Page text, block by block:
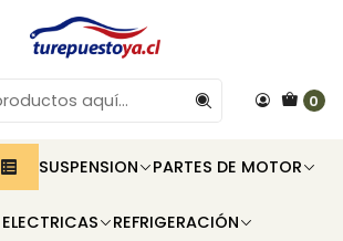
0
SUSPENSION PARTES DE MOTOR
REFRIGERACIÓN